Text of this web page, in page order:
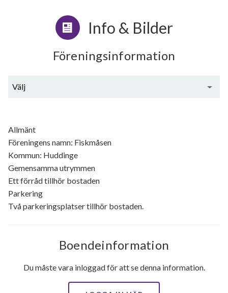
Info & Bilder
Föreningsinformation
Välj
Allmänt
Föreningens namn: Fiskmåsen
Kommun: Huddinge
Gemensamma utrymmen
Ett förråd tillhör bostaden
Parkering
Två parkeringsplatser tillhör bostaden.
Boendeinformation
Du måste vara inloggad för att se denna information.